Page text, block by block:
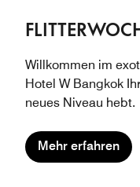
Willkommen im
Hotel W Bangkok
neues Niveau hebt.
Mehr erfahren